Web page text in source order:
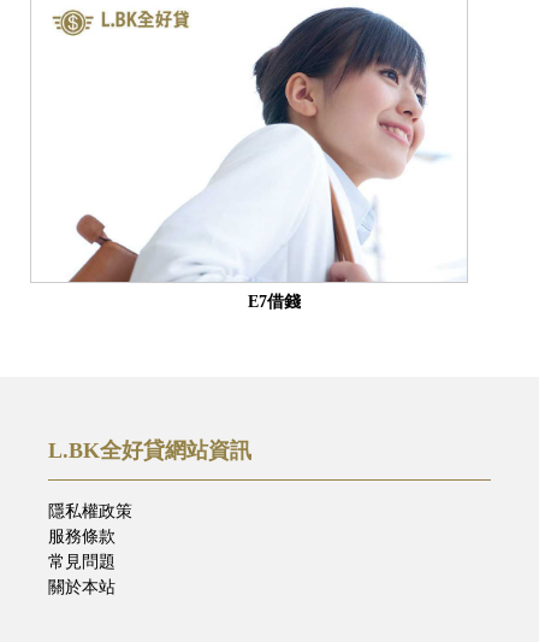
E7借錢
L.BK全好貸網站資訊
隱私權政策
服務條款
常見問題
關於本站